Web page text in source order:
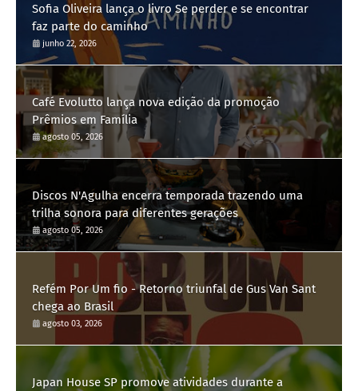
Sofia Oliveira lança o livro Se perder e se encontrar
faz parte do caminho
junho 22, 2026
Café Evolutto lança nova edição da promoção
Prêmios em Família
agosto 05, 2026
Discos N'Agulha encerra temporada trazendo uma
trilha sonora para diferentes gerações
agosto 05, 2026
Refém Por Um fio - Retorno triunfal de Gus Van Sant
chega ao Brasil
agosto 03, 2026
Japan House SP promove atividades durante a